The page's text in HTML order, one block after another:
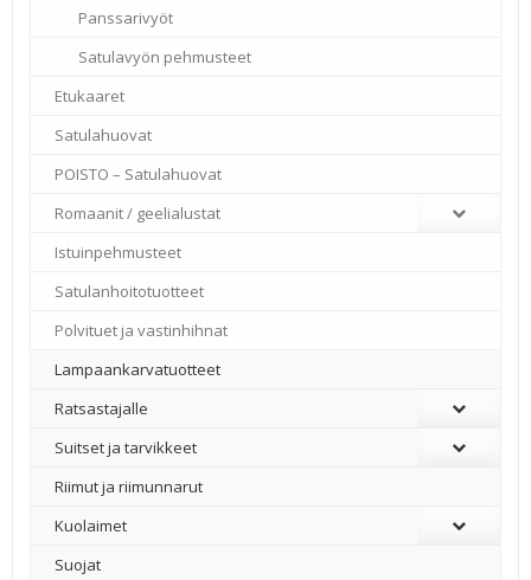
Panssarivyöt
Satulavyön pehmusteet
Etukaaret
Satulahuovat
POISTO – Satulahuovat
Romaanit / geelialustat
Istuinpehmusteet
Satulanhoitotuotteet
Polvituet ja vastinhihnat
Lampaankarvatuotteet
Ratsastajalle
Suitset ja tarvikkeet
Riimut ja riimunnarut
Kuolaimet
Suojat